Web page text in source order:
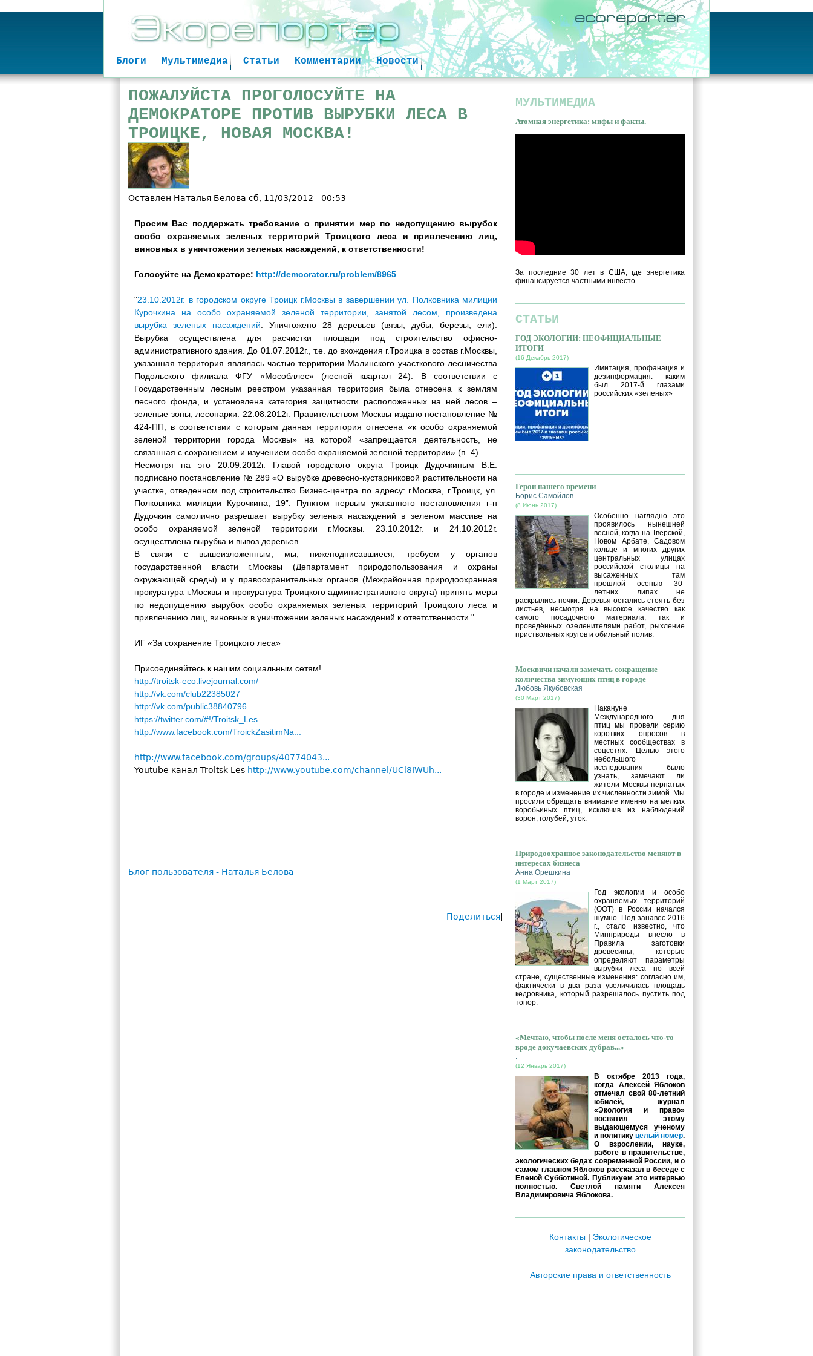
Jump to navigation
Новости
Комментарии
Статьи
Мультимедиа
Блоги
ПОЖАЛУЙСТА ПРОГОЛОСУЙТЕ НА
ДЕМОКРАТОРЕ ПРОТИВ ВЫРУБКИ ЛЕСА В
ТРОИЦКЕ, НОВАЯ МОСКВА!
Оставлен Наталья Белова сб, 11/03/2012 - 00:53
Просим Вас поддержать требование о принятии мер по недопущению вырубок
особо охраняемых зеленых территорий Троицкого леса и привлечению лиц,
виновных в уничтожении зеленых насаждений, к ответственности!
Голосуйте на Демократоре: http://democrator.ru/problem/8965
"23.10.2012г. в городском округе Троицк г.Москвы в завершении ул. Полковника милиции
Курочкина на особо охраняемой зеленой территории, занятой лесом, произведена
вырубка зеленых насаждений . Уничтожено 28 деревьев (вязы, дубы, березы, ели).
Вырубка осуществлена для расчистки площади под строительство офисно-
административного здания. До 01.07.2012г., т.е. до вхождения г.Троицка в состав г.Москвы,
указанная территория являлась частью территории Малинского участкового лесничества
Подольского филиала ФГУ «Мособллес» (лесной квартал 24). В соответствии с
Государственным лесным реестром указанная территория была отнесена к землям
лесного фонда, и установлена категория защитности расположенных на ней лесов –
зеленые зоны, лесопарки. 22.08.2012г. Правительством Москвы издано постановление №
424-ПП, в соответствии с которым данная территория отнесена «к особо охраняемой
зеленой территории города Москвы» на которой «запрещается деятельность, не
связанная с сохранением и изучением особо охраняемой зеленой территории» (п. 4) .
Несмотря на это 20.09.2012г. Главой городского округа Троицк Дудочкиным В.Е.
подписано постановление № 289 «О вырубке древесно-кустарниковой растительности на
участке, отведенном под строительство Бизнес-центра по адресу: г.Москва, г.Троицк, ул.
Полковника милиции Курочкина, 19”. Пунктом первым указанного постановления г-н
Дудочкин самолично разрешает вырубку зеленых насаждений в зеленом массиве на
особо охраняемой зеленой территории г.Москвы. 23.10.2012г. и 24.10.2012г.
осуществлена вырубка и вывоз деревьев.
В связи с вышеизложенным, мы, нижеподписавшиеся, требуем у органов
государственной власти г.Москвы (Департамент природопользования и охраны
окружающей среды) и у правоохранительных органов (Межрайонная природоохранная
прокуратура г.Москвы и прокуратура Троицкого административного округа) принять меры
по недопущению вырубок особо охраняемых зеленых территорий Троицкого леса и
привлечению лиц, виновных в уничтожении зеленых насаждений к ответственности."
ИГ «За сохранение Троицкого леса»
Присоединяйтесь к нашим социальным сетям!
http://troitsk-eco.livejournal.com/
http://vk.com/club22385027
http://vk.com/public38840796
https://twitter.com/#!/Troitsk_Les
http://www.facebook.com/TroickZasitimNa...
http://www.facebook.com/groups/40774043...
Youtube канал Troitsk Les http://www.youtube.com/channel/UCl8IWUh...
Блог пользователя - Наталья Белова
Поделиться
МУЛЬТИМЕДИА
Атомная энергетика: мифы и факты.
За последние 30 лет в США, где энергетика
финансируется частными инвесто
СТАТЬИ
ГОД ЭКОЛОГИИ: НЕОФИЦИАЛЬНЫЕ
ИТОГИ
(16 Декабрь 2017)
Имитация, профанация и
дезинформация: каким
был 2017-й глазами
российских «зеленых»
Герои нашего времени
Борис Самойлов
(8 Июнь 2017)
Особенно наглядно это
проявилось нынешней
весной, когда на Тверской,
Новом Арбате, Садовом
кольце и многих других
центральных улицах
российской столицы на
высаженных там
прошлой осенью 30-
летних липах не
раскрылись почки. Деревья остались стоять без
листьев, несмотря на высокое качество как
самого посадочного материала, так и
проведённых озеленителями работ, рыхление
приствольных кругов и обильный полив.
Москвичи начали замечать сокращение
количества зимующих птиц в городе
Любовь Якубовская
(30 Март 2017)
Накануне
Международного дня
птиц мы провели серию
коротких опросов в
местных сообществах в
соцсетях. Целью этого
небольшого
исследования было
узнать, замечают ли
жители Москвы пернатых
в городе и изменение их численности зимой. Мы
просили обращать внимание именно на мелких
воробьиных птиц, исключив из наблюдений
ворон, голубей, уток.
Природоохранное законодательство меняют в
интересах бизнеса
Анна Орешкина
(1 Март 2017)
Год экологии и особо
охраняемых территорий
(ООТ) в России начался
шумно. Под занавес 2016
г., стало известно, что
Минприроды внесло в
Правила заготовки
древесины, которые
определяют параметры
вырубки леса по всей
стране, существенные изменения: согласно им,
фактически в два раза увеличилась площадь
кедровника, который разрешалось пустить под
топор.
«Мечтаю, чтобы после меня осталось что-то
вроде докучаевских дубрав...»
.
(12 Январь 2017)
В октябре 2013 года,
когда Алексей Яблоков
отмечал свой 80-летний
юбилей, журнал
«Экология и право»
посвятил этому
выдающемуся ученому
и политику целый номер.
О взрослении, науке,
работе в правительстве,
экологических бедах современной России, и о
самом главном Яблоков рассказал в беседе с
Еленой Субботиной. Публикуем это интервью
полностью. Светлой памяти Алексея
Владимировича Яблокова.
Контакты| Экологическое
законодательство
Авторские права и ответственность